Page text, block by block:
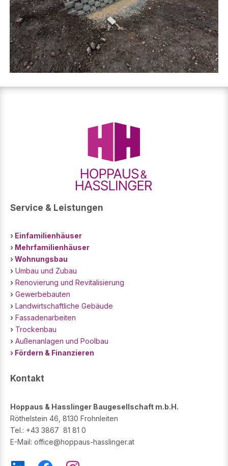
Service & Leistungen
› Einfamilienhäuser
› Mehrfamilienhäuser
›Wohnungsbau
› Umbau und Zubau
› Renovierung und Revitalisierung
› Gewerbebauten
› Landwirtschaftliche Gebäude
› Fassadenarbeiten
› Trockenbau
› Außenanlagen und Poolbau
› Fördern & Finanzieren
Kontakt
Hoppaus & Hasslinger Baugesellschaft m.b.H.
Röthelstein 46, 8130 Frohnleiten
Tel.: +43 3867 81 81 0
E-Mail: office@hoppaus-hasslinger.at